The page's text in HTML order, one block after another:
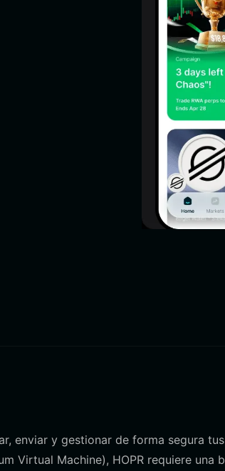
enviar y gestionar de forma segura
Virtual Machine), HOPR requiere una